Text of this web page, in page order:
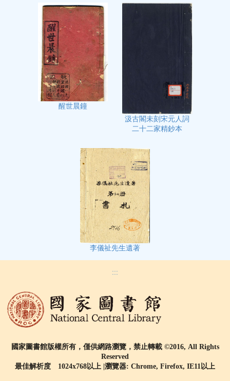
醒世晨鐘
汲古閣未刻宋元人詞
二十二家精鈔本
李儀祉先生遺著
:::
國家圖書館版權所有，僅供網路瀏覽，禁止轉載 ©2016, All Rights
Reserved
最佳解析度 1024x768以上 |瀏覽器: Chrome, Firefox, IE11以上